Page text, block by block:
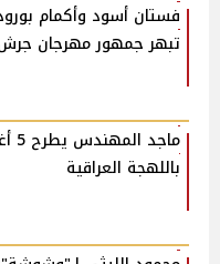
فستان أسود وأكمام
تبهر جمهور مهرجان
باللهجة العراقية